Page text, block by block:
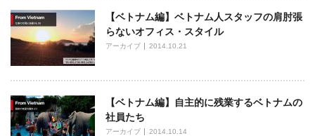
【ベトナム編】ベトナム人スタッフの肩肘張
らないオフィス・スタイル
アーカイブ 2014.10.21
【ベトナム編】自主的に残業するベトナムの
社員たち
アーカイブ 2014.10.14